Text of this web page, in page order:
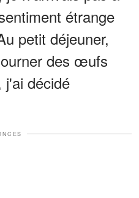
étrange
petit déjeuner,
des œufs
j'ai décidé